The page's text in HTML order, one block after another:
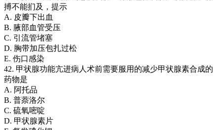
搏不能扪及，提示
A. 皮瓣下出血
B. 腋部血管受压
C. 引流管堵塞
D. 胸带加压包扎过松
E. 伤口感染
42. 甲状腺功能亢进病人术前需要服用的减少甲状腺素合成的
药物是
A. 阿托品
B. 普萘洛尔
C. 硫氧嘧啶
D. 甲状腺素片